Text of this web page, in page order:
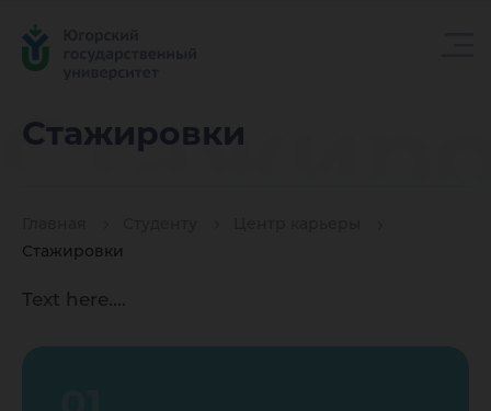
Стажировки
Стажировки
Text here....